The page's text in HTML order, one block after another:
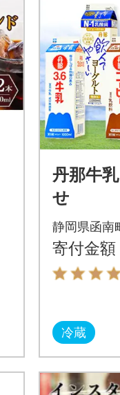
丹那牛
せ
静岡県函南
寄付金額
冷蔵